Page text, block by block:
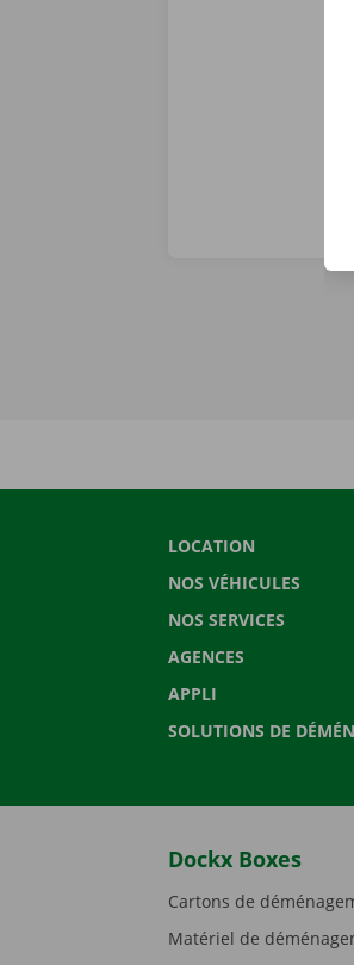
LOCATION
NOS VÉHICULES
NOS SERVICES
AGENCES
APPLI
SOLUTIONS DE
Dockx Boxes
Cartons de
Matériel de